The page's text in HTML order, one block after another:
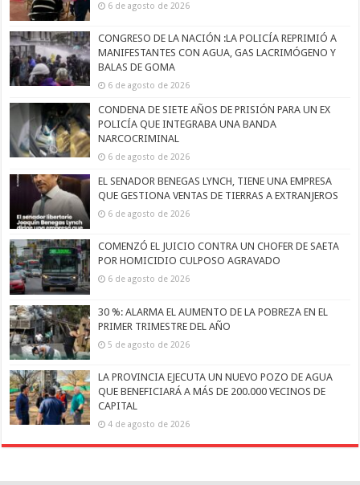
6 de agosto de 2026
CONGRESO DE LA NACIÓN :LA POLICÍA REPRIMIÓ A
MANIFESTANTES CON AGUA, GAS LACRIMÓGENO Y
BALAS DE GOMA
6 de agosto de 2026
CONDENA DE SIETE AÑOS DE PRISIÓN PARA UN EX
POLICÍA QUE INTEGRABA UNA BANDA
NARCOCRIMINAL
6 de agosto de 2026
EL SENADOR BENEGAS LYNCH, TIENE UNA EMPRESA
QUE GESTIONA VENTAS DE TIERRAS A EXTRANJEROS
6 de agosto de 2026
COMENZÓ EL JUICIO CONTRA UN CHOFER DE SAETA
POR HOMICIDIO CULPOSO AGRAVADO
6 de agosto de 2026
30 %: ALARMA EL AUMENTO DE LA POBREZA EN EL
PRIMER TRIMESTRE DEL AÑO
5 de agosto de 2026
LA PROVINCIA EJECUTA UN NUEVO POZO DE AGUA
QUE BENEFICIARÁ A MÁS DE 200.000 VECINOS DE
CAPITAL
4 de agosto de 2026